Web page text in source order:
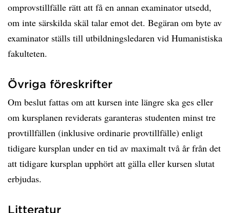
omprovstillfälle rätt att få en annan examinator utsedd,
om inte särskilda skäl talar emot det. Begäran om byte av
examinator ställs till utbildningsledaren vid Humanistiska
fakulteten.
Övriga föreskrifter
Om beslut fattas om att kursen inte längre ska ges eller
om kursplanen reviderats garanteras studenten minst tre
provtillfällen (inklusive ordinarie provtillfälle) enligt
tidigare kursplan under en tid av maximalt två år från det
att tidigare kursplan upphört att gälla eller kursen slutat
erbjudas.
Litteratur